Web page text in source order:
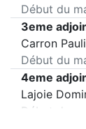
Début du
3eme
Carron
Début du
4eme
Lajoie
Début du